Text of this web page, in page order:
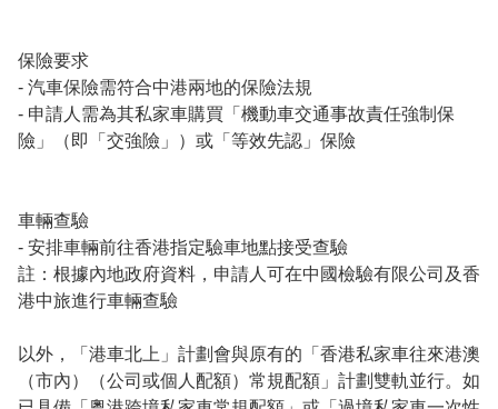
保險要求
- 汽車保險需符合中港兩地的保險法規
- 申請人需為其私家車購買「機動車交通事故責任強制保
險」（即「交強險」）或「等效先認」保險
車輛查驗
- 安排車輛前往香港指定驗車地點接受查驗
註：根據內地政府資料，申請人可在中國檢驗有限公司及香
港中旅進行車輛查驗
以外，「港車北上」計劃會與原有的「香港私家車往來港澳
（市內）（公司或個人配額）常規配額」計劃雙軌並行。如